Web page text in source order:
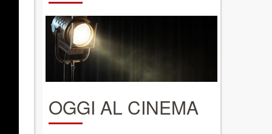
OGGI AL CINEMA